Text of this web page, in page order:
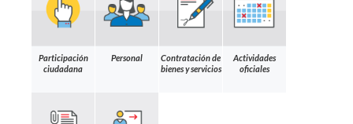
Participación
ciudadana
Personal
Contratación de
bienes y servicios
Actividades
oficiales